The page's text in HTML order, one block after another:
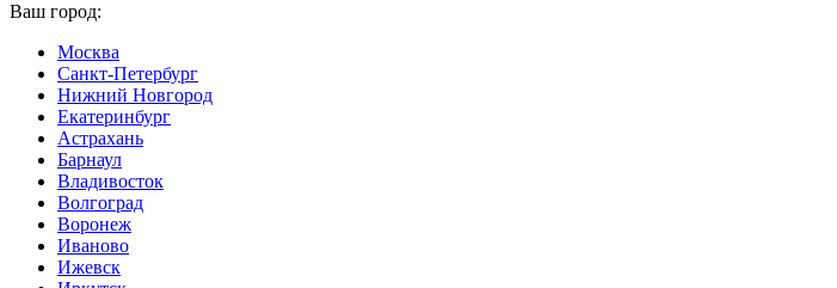
Ваш город:
Москва
Санкт-Петербург
Нижний Новгород
Екатеринбург
Астрахань
Барнаул
Владивосток
Волгоград
Воронеж
Иваново
Ижевск